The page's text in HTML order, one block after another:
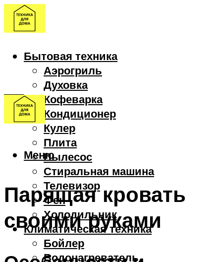
Бытовая техника
Аэрогриль
Духовка
Кофеварка
Кондиционер
Кулер
Плита
Пылесос
Стиральная машина
Телевизор
Фен
Холодильник
Климатическая техника
Бойлер
Водонагреватель
Меню
Парящая кровать
своими руками